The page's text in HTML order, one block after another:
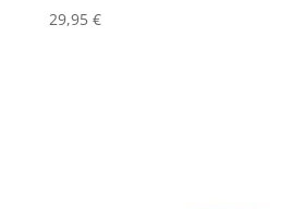
29,95 €